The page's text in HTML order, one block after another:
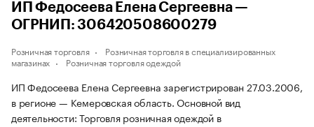
ИП Федосеева Елена Сергеевна —
ОГРНИП: 306420508600279
Розничная торговля
Розничная торговля в специализированных
магазинах
Розничная торговля одеждой
ИП Федосеева Елена Сергеевна зарегистрирован 27.03.2006,
в регионе — Кемеровская область. Основной вид
деятельности: Торговля розничная одеждой в